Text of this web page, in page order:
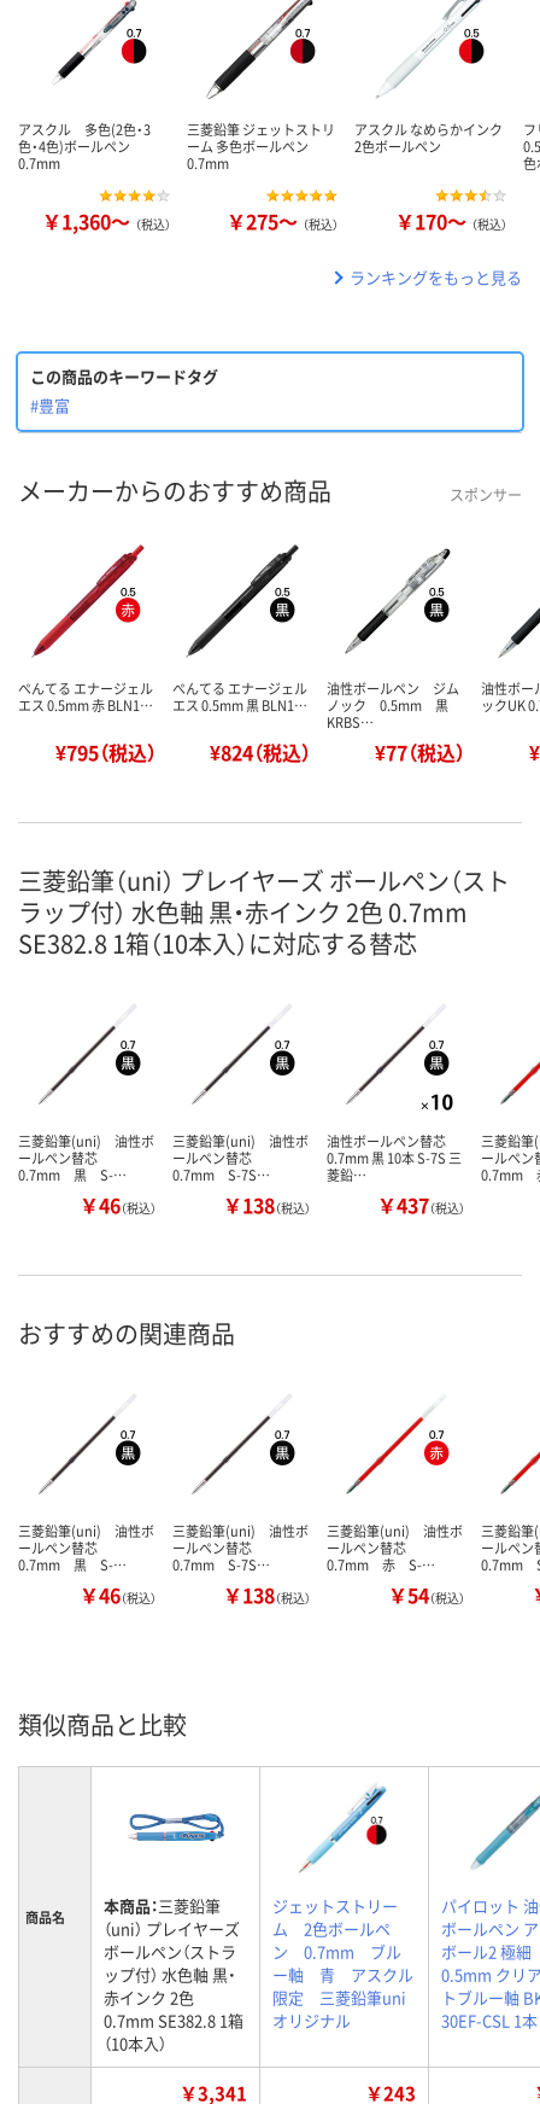
アスクル 多色(2色・3
色・4色)ボールペン
0.7mm
￥1,360～ （税込）
三菱鉛筆 ジェットストリ
ーム 多色ボールペン
0.7mm
￥275～ （税込）
アスクル なめらかインク
2色ボールペン
￥170～ （税込）
色
ランキングをもっと見る
この商品のキーワードタグ
#豊富
メーカーからのおすすめ商品 スポンサー
ぺんてる エナージェル
エス 0.5mm 赤 BLN1…
¥795（税込）
ぺんてる エナージェル
エス 0.5mm 黒 BLN1…
¥824（税込）
油性ボールペン ジム
ノック 0.5mm 黒
KRBS…
¥77（税込）
油性ボー
ックUK
三菱鉛筆（uni） プレイヤーズ ボールペン（スト
ラップ付） 水色軸 黒・赤インク 2色 0.7mm
SE382.8 1箱（10本入）に対応する替芯
三菱鉛筆(uni) 油性ボ
ールペン替芯
0.7mm 黒 S-…
￥46（税込）
三菱鉛筆(uni) 油性ボ
ールペン替芯
0.7mm S-7S…
￥138（税込）
油性ボールペン替芯
0.7mm 黒 10本 S-7S 三
菱鉛…
￥437（税込）
三菱鉛
ールペ
0.7mm
おすすめの関連商品
三菱鉛筆(uni) 油性ボ
ールペン替芯
0.7mm 黒 S-…
￥46（税込）
三菱鉛筆(uni) 油性ボ
ールペン替芯
0.7mm S-7S…
￥138（税込）
三菱鉛筆(uni) 油性ボ
ールペン替芯
0.7mm 赤 S-…
￥54（税込）
三菱鉛
ールペ
0.7mm
類似商品と比較
商品名 本商品：三菱鉛筆
（uni） プレイヤーズ
ボールペン（ストラ
ップ付） 水色軸 黒・
赤インク 2色
0.7mm SE382.8 1箱
（10本入）
ジェットストリー
ム 2色ボールペ
ン 0.7mm ブル
ー軸 青 アスクル
限定 三菱鉛筆uni
オリジナル
パイロット
ボールペン
ボール2 極細
0.5mm クリ
トブルー軸
30EF-CSL 1本
￥3,341 ￥243